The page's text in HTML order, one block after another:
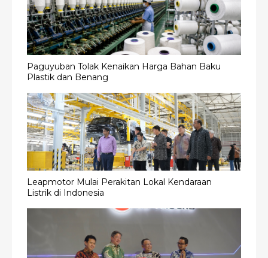
Paguyuban Tolak Kenaikan Harga Bahan Baku
Plastik dan Benang
Leapmotor Mulai Perakitan Lokal Kendaraan
Listrik di Indonesia